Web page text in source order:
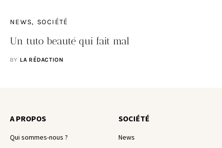
NEWS SOCIÉTÉ
Un tuto beauté qui fait mal
BY LA RÉDACTION
A PROPOS
Qui sommes-nous ?
SOCIÉTÉ
News